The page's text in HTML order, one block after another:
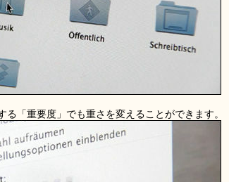
「重要度」でも重さを変えることができます。